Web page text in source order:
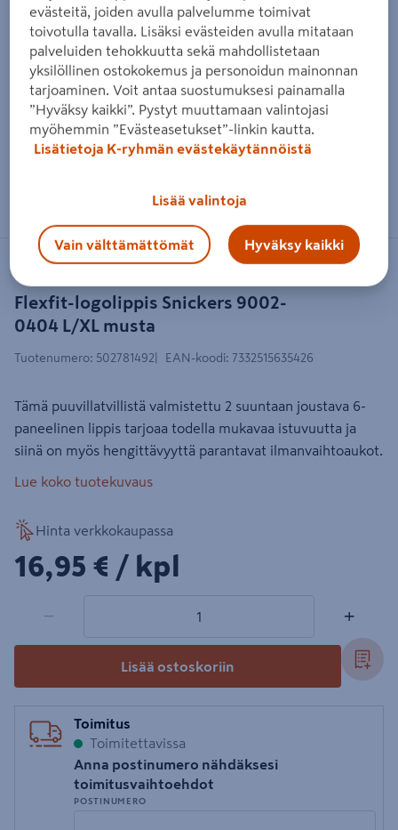
Flexfit-logolippis Snickers 9002-
0404 L/XL musta
Tuotenumero: 502781492 EAN-koodi: 7332515635426
Tämä puuvillatvillistä valmistettu 2 suuntaan joustava 6-
paneelinen lippis tarjoaa todella mukavaa istuvuutta ja
siinä on myös hengittävyyttä parantavat ilmanvaihtoaukot.
Lue koko tuotekuvaus
Hinta verkkokaupassa
16,95€/kpl
16,95 € / kpl
− +
Lisää ostoskoriin
Toimitus
Toimitettavissa
Anna postinumero nähdäksesi
toimitusvaihtoehdot
POSTINUMERO
evästeitä, joiden avulla palvelumme toimivat
toivotulla tavalla. Lisäksi evästeiden avulla mitataan
palveluiden tehokkuutta sekä mahdollistetaan
yksilöllinen ostokokemus ja personoidun mainonnan
tarjoaminen. Voit antaa suostumuksesi painamalla
”Hyväksy kaikki”. Pystyt muuttamaan valintojasi
myöhemmin ”Evästeasetukset”-linkin kautta.
Lisätietoja K-ryhmän evästekäytännöistä
Lisää valintoja
Vain välttämättömät Hyväksy kaikki